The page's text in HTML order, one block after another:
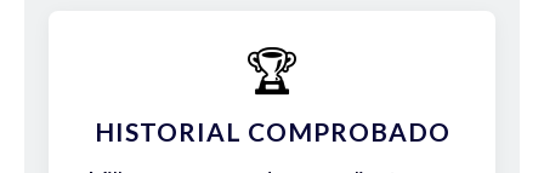
🏆
HISTORIAL COMPROBADO